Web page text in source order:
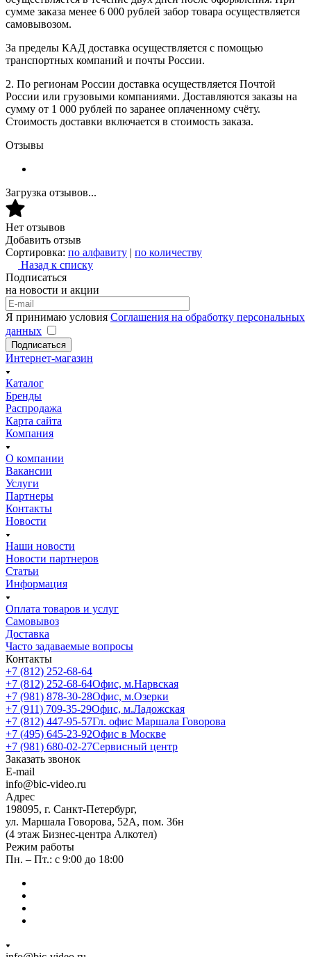
сумме заказа менее 6 000 рублей забор товара осуществляется
самовывозом.
За пределы КАД доставка осуществляется с помощью
транспортных компаний и почты России.
2. По регионам России доставка осуществляется Почтой
России или грузовыми компаниями. Доставляются заказы на
сумму от 1 000 рублей по заранее оплаченному счёту.
Стоимость доставки включается в стоимость заказа.
Отзывы
Загрузка отзывов...
Нет отзывов
Добавить отзыв
Сортировка: по алфавиту | по количеству
Назад к списку
Подписаться
на новости и акции
Я принимаю условия Соглашения на обработку персональных
данных
Подписаться
Интернет-магазин
Каталог
Бренды
Распродажа
Карта сайта
Компания
О компании
Вакансии
Услуги
Партнеры
Контакты
Новости
Наши новости
Новости партнеров
Статьи
Информация
Оплата товаров и услуг
Самовывоз
Доставка
Часто задаваемые вопросы
Контакты
+7 (812) 252-68-64
+7 (812) 252-68-64Офис, м.Нарвская
+7 (981) 878-30-28Офис, м.Озерки
+7 (911) 709-35-29Офис, м.Ладожская
+7 (812) 447-95-57Гл. офис Маршала Говорова
+7 (495) 645-23-92Офис в Москве
+7 (981) 680-02-27Сервисный центр
Заказать звонок
E-mail
info@bic-video.ru
Адрес
198095, г. Санкт-Петербург,
ул. Маршала Говорова, 52А, пом. 36н
(4 этаж Бизнес-центра Алкотел)
Режим работы
Пн. – Пт.: с 9:00 до 18:00